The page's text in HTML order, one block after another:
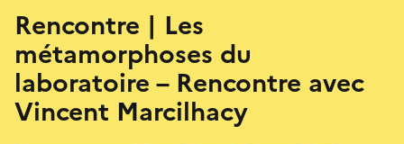
Rencontre | Les
métamorphoses du
laboratoire – Rencontre avec
Vincent Marcilhacy